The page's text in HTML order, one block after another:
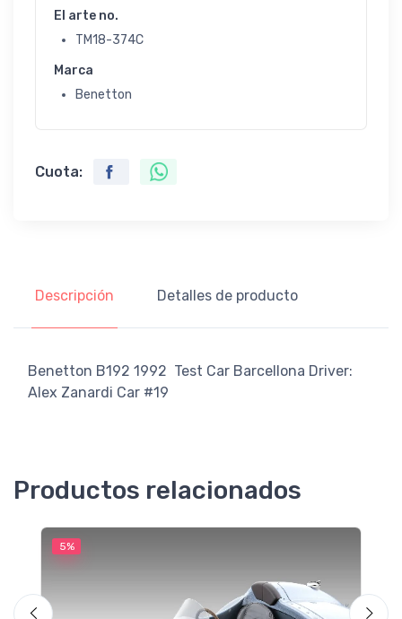
El arte no.
TM18-374C
Marca
Benetton
Cuota:
Descripción Detalles de producto
Benetton B192 1992 Test Car Barcellona Driver:
Alex Zanardi Car #19
Productos relacionados
5%